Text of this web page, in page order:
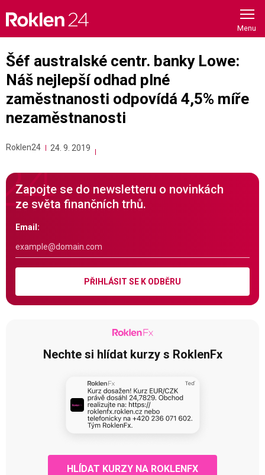
content
Šéf australské centr. banky Lowe:
Náš nejlepší odhad plné
zaměstnanosti odpovídá 4,5% míře
nezaměstnanosti
Roklen24 24. 9. 2019
Zapojte se do newsletteru o novinkách
ze světa finančních trhů.
Email:
PŘIHLÁSIT SE K ODBĚRU
Nechte si hlídat kurzy s RoklenFx
HLÍDAT KURZY NA ROKLENFX